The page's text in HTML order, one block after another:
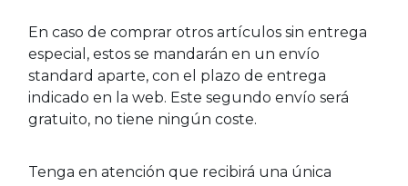
En caso de comprar otros artículos sin entrega
especial, estos se mandarán en un envío
standard aparte, con el plazo de entrega
indicado en la web. Este segundo envío será
gratuito, no tiene ningún coste.
Tenga en atención que recibirá una única